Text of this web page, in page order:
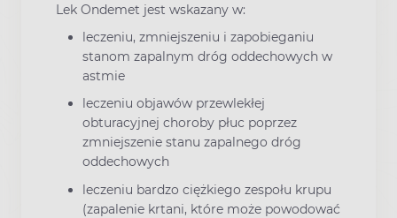
Lek Ondemet jest wskazany w:
leczeniu, zmniejszeniu i zapobieganiu
stanom zapalnym dróg oddechowych w
astmie
leczeniu objawów przewlekłej
obturacyjnej choroby płuc poprzez
zmniejszenie stanu zapalnego dróg
oddechowych
leczeniu bardzo ciężkiego zespołu krupu
(zapalenie krtani, które może powodować